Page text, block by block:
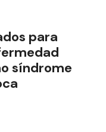
para
síndrome